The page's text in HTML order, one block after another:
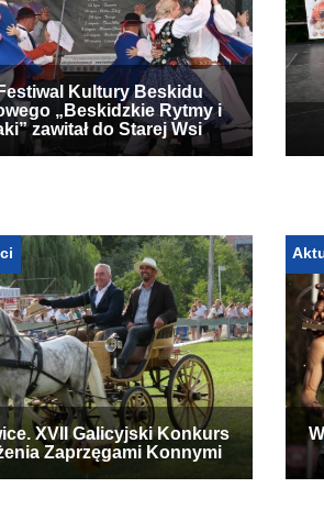
Kultury Beskidu
„Beskidzkie Rytmy i
zawitał do Starej Wsi
XVII Galicyjski Konkurs
Zaprzęgami Konnymi